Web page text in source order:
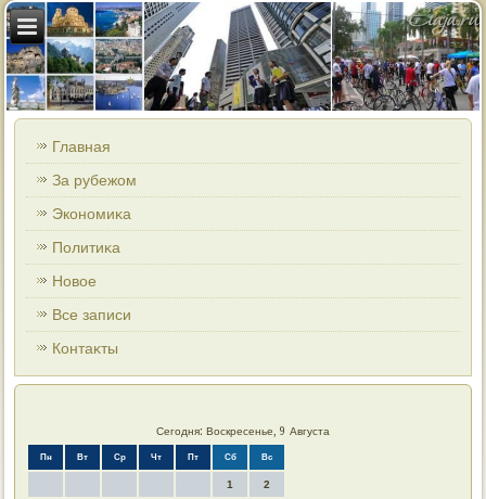
Главная
За рубежом
Экономиκа
Политиκа
Новοе
Все записи
Контаκты
Сегодня: Воскресенье, 9 Августа
Пн Вт Ср Чт Пт Сб Вс
1 2